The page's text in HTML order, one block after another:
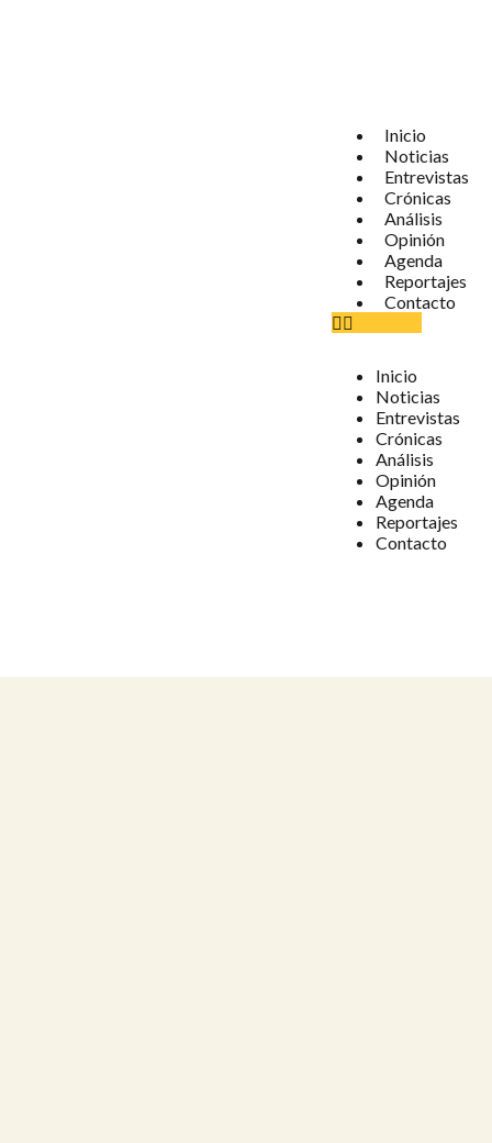
Inicio
Noticias
Entrevistas
Crónicas
Análisis
Opinión
Agenda
Reportajes
Contacto
Inicio
Noticias
Entrevistas
Crónicas
Análisis
Opinión
Agenda
Reportajes
Contacto